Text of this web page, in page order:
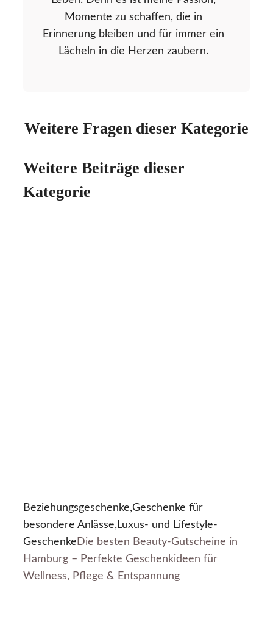
Momente zu schaffen, die in
Erinnerung bleiben und für immer ein
Lächeln in die Herzen zaubern.
Weitere Fragen dieser Kategorie
Weitere Beiträge dieser
Kategorie
Beziehungsgeschenke,Geschenke für
besondere Anlässe,Luxus- und Lifestyle-
Geschenke Die besten Beauty-Gutscheine in
Hamburg – Perfekte Geschenkideen für
Wellness, Pflege & Entspannung